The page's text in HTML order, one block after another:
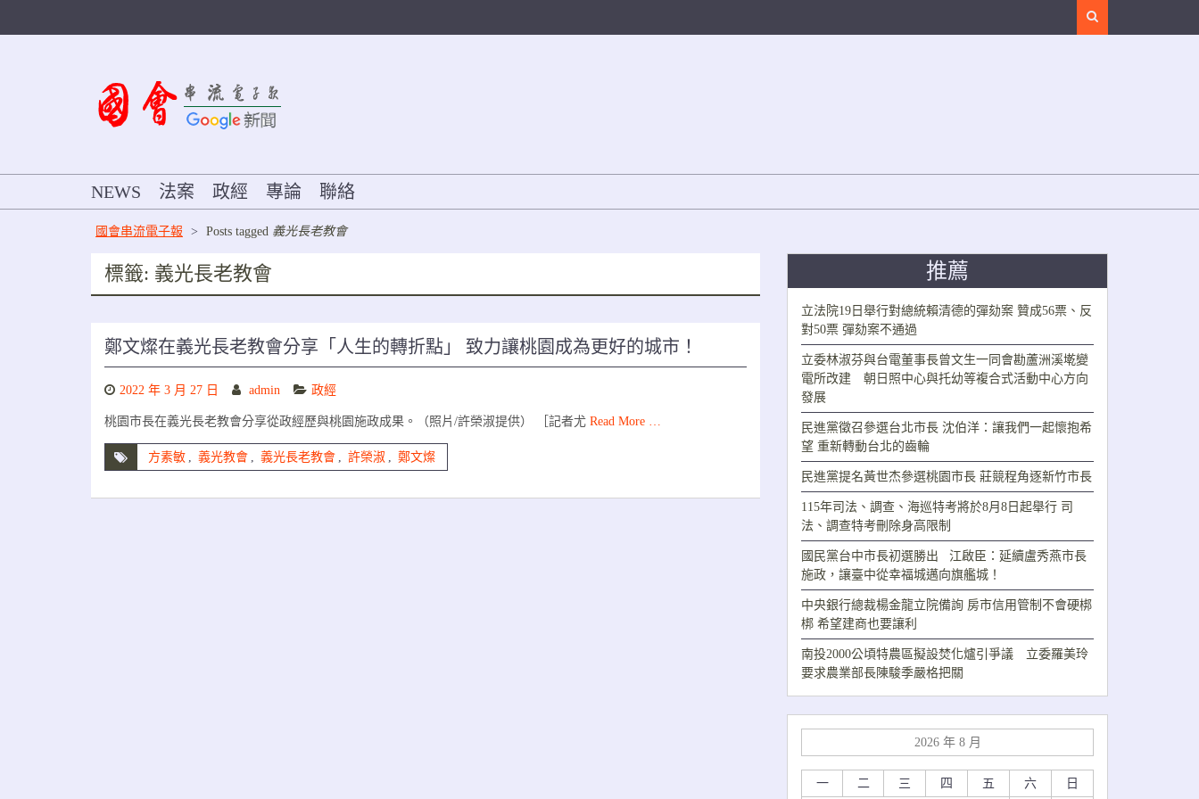
NEWS 法案 政經 專論 聯絡
國會串流電子報 > Posts tagged 義光長老教會
標籤: 義光長老教會
鄭文燦在義光長老教會分享「人生的轉折點」 致力讓桃園成為更好的城市！
2022 年 3 月 27 日 admin 政經
桃園市長在義光長老教會分享從政經歷與桃園施政成果。（照片/許榮淑提供） ［記者尤 Read More …
方素敏 , 義光教會 , 義光長老教會 , 許榮淑 , 鄭文燦
推薦
立法院19日舉行對總統賴清德的彈劾案 贊成56票、反
對50票 彈劾案不通過
立委林淑芬與台電董事長曾文生一同會勘蘆洲溪墘變
電所改建 朝日照中心與托幼等複合式活動中心方向
發展
民進黨徵召參選台北市長 沈伯洋：讓我們一起懷抱希
望 重新轉動台北的齒輪
民進黨提名黃世杰參選桃園市長 莊競程角逐新竹市長
115年司法、調查、海巡特考將於8月8日起舉行 司
法、調查特考刪除身高限制
國民黨台中市長初選勝出 江啟臣：延續盧秀燕市長
施政，讓臺中從幸福城邁向旗艦城！
中央銀行總裁楊金龍立院備詢 房市信用管制不會硬梆
梆 希望建商也要讓利
南投2000公頃特農區擬設焚化爐引爭議 立委羅美玲
要求農業部長陳駿季嚴格把關
2026 年 8 月
一 二 三 四 五 六 日